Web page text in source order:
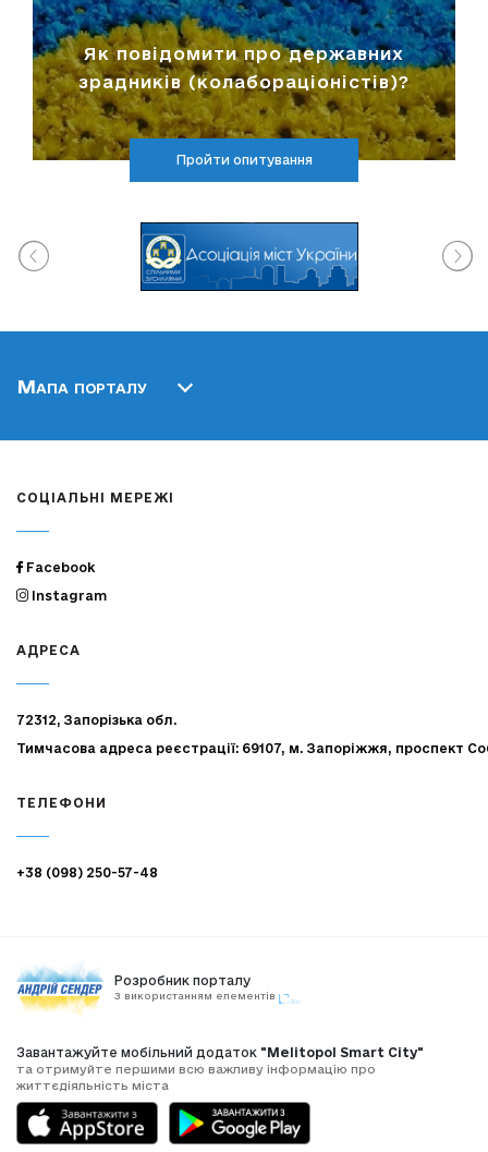
Як повідомити про державних
зрадників (колабораціоністів)?
Пройти опитування
Мапа порталу
СОЦІАЛЬНІ МЕРЕЖІ
Facebook
Instagram
АДРЕСА
72312, Запорізька обл.
Тимчасова адреса реєстрації: 69107, м. Запоріжжя, проспект
ТЕЛЕФОНИ
+38 (098) 250-57-48
Розробник порталу
З використанням елементів
Завантажуйте мобільний додаток "Melitopol Smart City"
та отримуйте першими всю важливу інформацію про
життєдіяльність міста